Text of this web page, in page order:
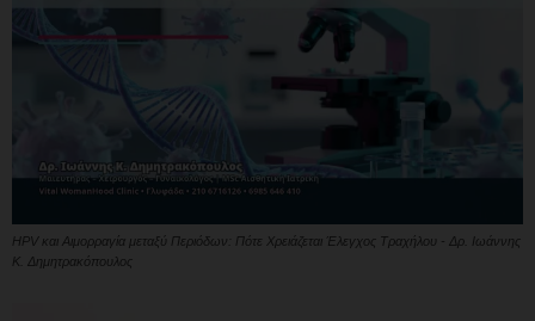
HPV και Αιμορραγία μεταξύ Περιόδων: Πότε Χρειάζεται Έλεγχος Τραχήλου - Δρ. Ιωάννης
Κ. Δημητρακόπουλος